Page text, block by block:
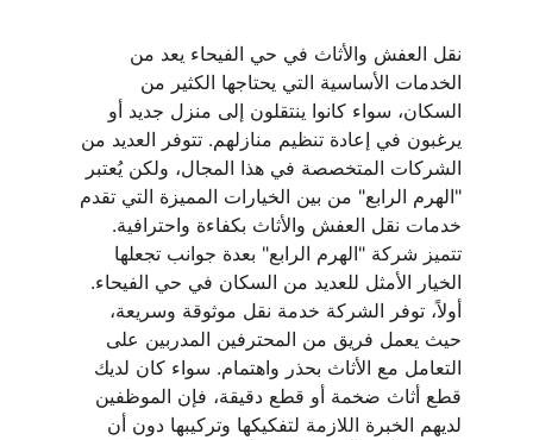
نقل العفش والأثاث في حي الفيحاء يعد من
الخدمات الأساسية التي يحتاجها الكثير من
السكان، سواء كانوا ينتقلون إلى منزل جديد أو
يرغبون في إعادة تنظيم منازلهم. تتوفر العديد من
الشركات المتخصصة في هذا المجال، ولكن يُعتبر
"الهرم الرابع" من بين الخيارات المميزة التي تقدم
خدمات نقل العفش والأثاث بكفاءة واحترافية.
تتميز شركة "الهرم الرابع" بعدة جوانب تجعلها
الخيار الأمثل للعديد من السكان في حي الفيحاء.
أولاً، توفر الشركة خدمة نقل موثوقة وسريعة،
حيث يعمل فريق من المحترفين المدربين على
التعامل مع الأثاث بحذر واهتمام. سواء كان لديك
قطع أثاث ضخمة أو قطع دقيقة، فإن الموظفين
لديهم الخبرة اللازمة لتفكيكها وتركيبها دون أن